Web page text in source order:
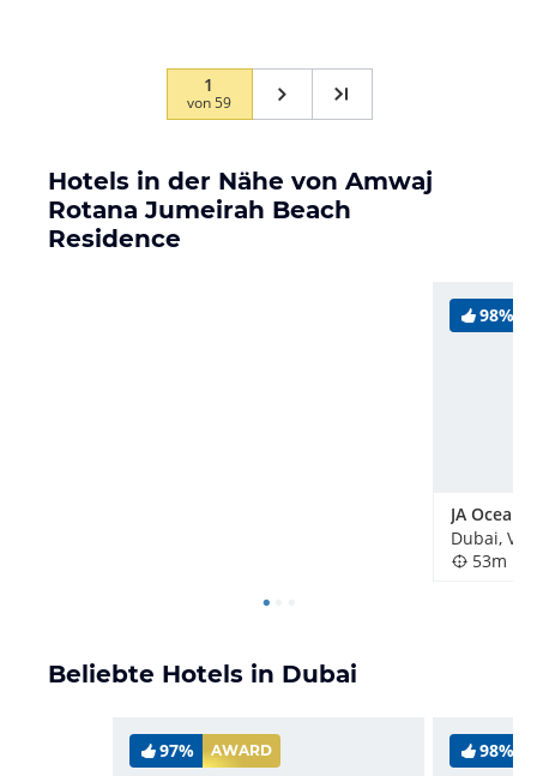
1
von59
Hotels in der Nähe von Amwaj
Rotana Jumeirah Beach
Residence
98%
JA Ocean
53m
Beliebte Hotels in Dubai
97% AWARD 98%